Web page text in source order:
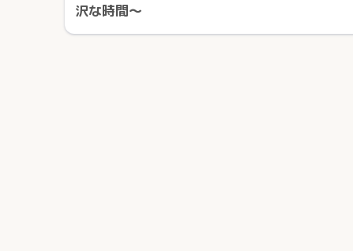
沢な時間〜